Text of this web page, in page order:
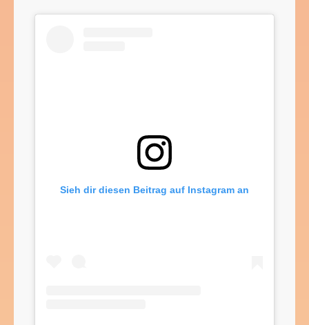
Sieh dir diesen Beitrag auf Instagram an